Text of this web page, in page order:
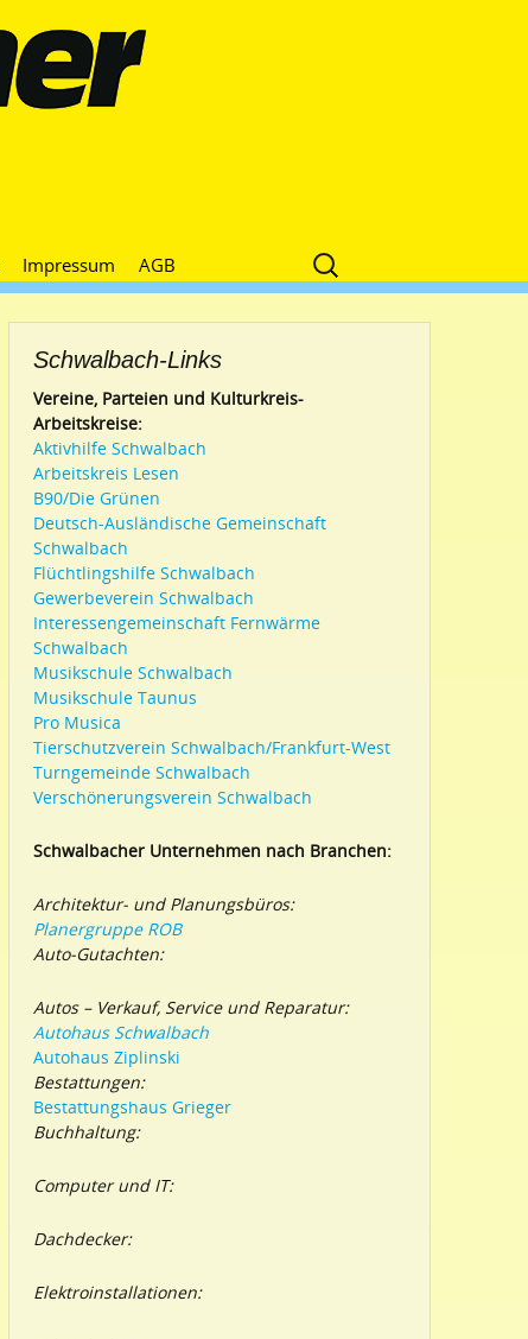
Impressum AGB
Suche
nach:
Schwalbach-Links
Vereine, Parteien und Kulturkreis-
Arbeitskreise:
Aktivhilfe Schwalbach
Arbeitskreis Lesen
B90/Die Grünen
Deutsch-Ausländische Gemeinschaft
Schwalbach
Flüchtlingshilfe Schwalbach
Gewerbeverein Schwalbach
Interessengemeinschaft Fernwärme
Schwalbach
Musikschule Schwalbach
Musikschule Taunus
Pro Musica
Tierschutzverein Schwalbach/Frankfurt-West
Turngemeinde Schwalbach
Verschönerungsverein Schwalbach
Schwalbacher Unternehmen nach Branchen:
Architektur- und Planungsbüros:
Planergruppe ROB
Auto-Gutachten:
Autos – Verkauf, Service und Reparatur:
Autohaus Schwalbach
Autohaus Ziplinski
Bestattungen:
Bestattungshaus Grieger
Buchhaltung:
Computer und IT:
Dachdecker:
Elektroinstallationen: